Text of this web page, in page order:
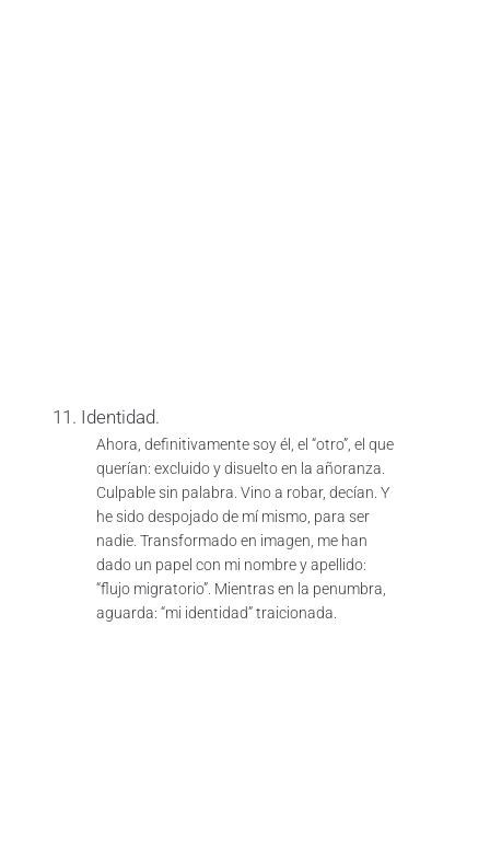
11. Identidad.
Ahora, definitivamente soy él, el “otro”, el que
querían: excluido y disuelto en la añoranza.
Culpable sin palabra. Vino a robar, decían. Y
he sido despojado de mí mismo, para ser
nadie. Transformado en imagen, me han
dado un papel con mi nombre y apellido:
“flujo migratorio”. Mientras en la penumbra,
aguarda: “mi identidad” traicionada.